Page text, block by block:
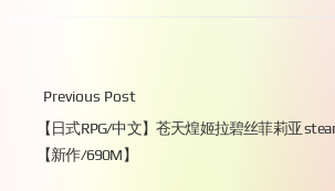
Previous Post
【日式RPG/中文】苍天煌姬拉碧丝菲莉亚
【新作/690M】